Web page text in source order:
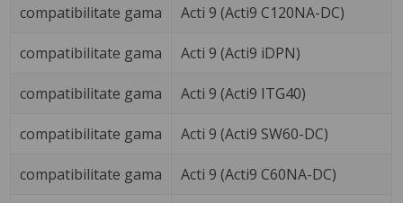
compatibilitate gama Acti 9 (Acti9 C120NA-DC)
compatibilitate gama Acti 9 (Acti9 iDPN)
compatibilitate gama Acti 9 (Acti9 ITG40)
compatibilitate gama Acti 9 (Acti9 SW60-DC)
compatibilitate gama Acti 9 (Acti9 C60NA-DC)